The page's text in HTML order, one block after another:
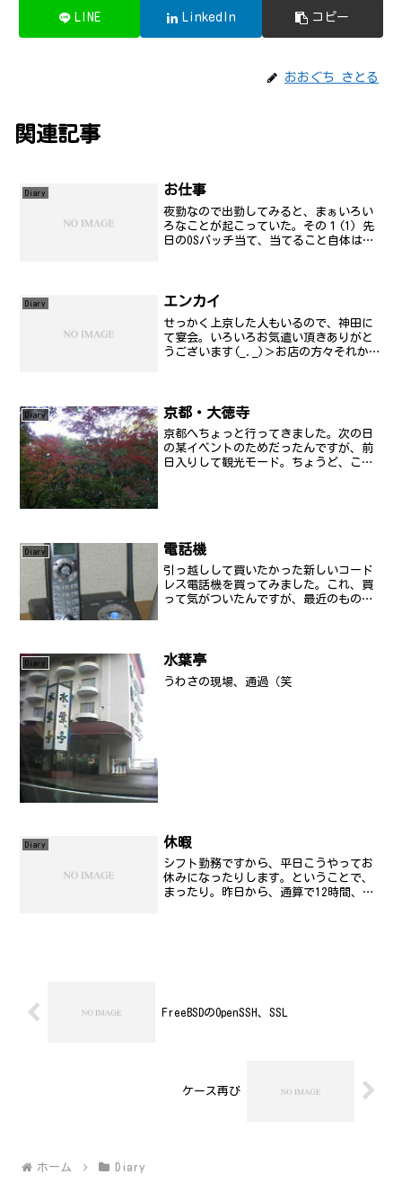
LINE LinkedIn コピー
おおぐち さとる
関連記事
Diary お仕事
夜勤なので出勤してみると、まぁいろい
ろなことが起こっていた。その１(1) 先
日のOSパッチ当て、当てること自体は問
Diary エンカイ
せっかく上京した人もいるので、神田に
て宴会。いろいろお気遣い頂きありがと
うございます(_._)＞お店の方々それか
あります...
Diary 京都・大徳寺
京都へちょっと行ってきました。次の日
の某イベントのためだったんですが、前
日入りして観光モード。ちょうど、この
Diary 電話機
引っ越しして買いたかった新しいコード
レス電話機を買ってみました。これ、買
って気がついたんですが、最近のもの
だけど。実際、使って...
Diary 水葉亭
うわさの現場、通過（笑
Diary 休暇
シフト勤務ですから、平日こうやってお
休みになったりします。ということで、
まったり。昨日から、通算で12時間、い
FreeBSDのOpenSSH、SSL
ケース再び
ホーム Diary